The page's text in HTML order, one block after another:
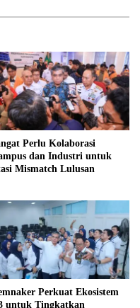
Perlu Kolaborasi
dan Industri untuk
Mismatch Lulusan
Perkuat Ekosistem
untuk Tingkatkan